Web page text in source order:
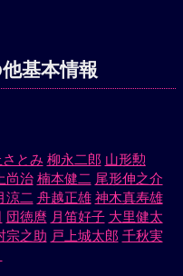
るというのであった。こ
荒れ寺へとんだ。庄助一
は冴えた。
基本情報
さとみ 柳永二郎 山形勲
尚治 楠本健二 尾形伸之介
涼二 舟越正雄 神木真寿雄
団徳麿 月笛好子 大里健太
宗之助 戸上城太郎 千秋実